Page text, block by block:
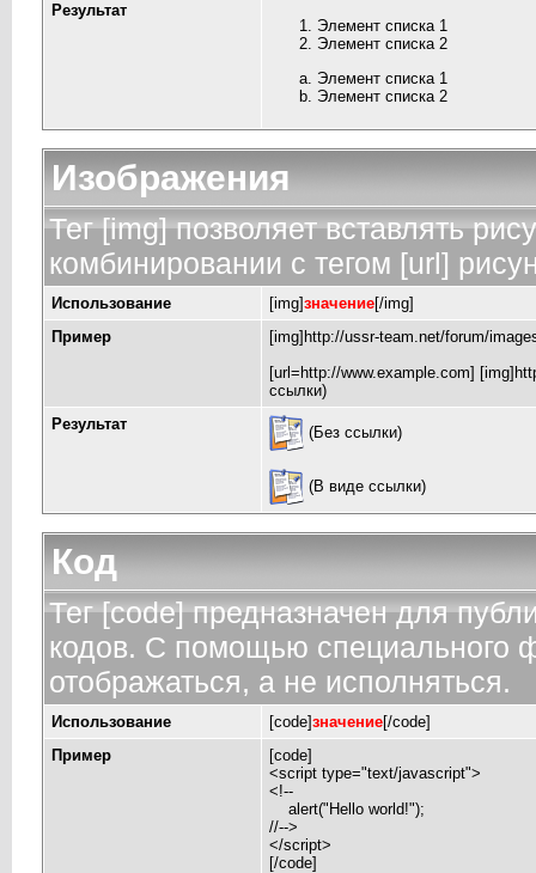
Результат
Элемент списка 1
Элемент списка 2
Элемент списка 1
Элемент списка 2
Изображения
Тег [img] позволяет вставлять
комбинировании с тегом [url]
Использование [img]значение[/img]
Пример
[img]http://ussr-team.net/forum/
[url=http://www.example.com]
ссылки)
Результат
(Без ссылки)
(В виде ссылки)
Код
Тег [code] предназначен для
кодов. С помощью специального
отображаться, а не исполняться.
Использование [code]значение[/code]
Пример
[code]
<script type="text/javascript">
<!--
alert("Hello world!");
//-->
</script>
[/code]